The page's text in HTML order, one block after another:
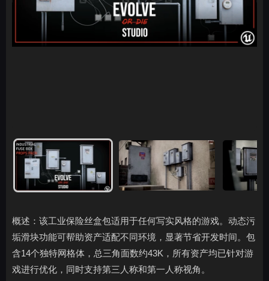
概述：该工业保险丝盒包适用于任何写实风格的游戏。动态污
垢滑块功能可帮助资产适配不同环境，显著节省开发时间。包
含14个独特网格体，总三角面数约43K，所有资产均已针对游
戏进行优化，同时支持第三人称和第一人称视角。